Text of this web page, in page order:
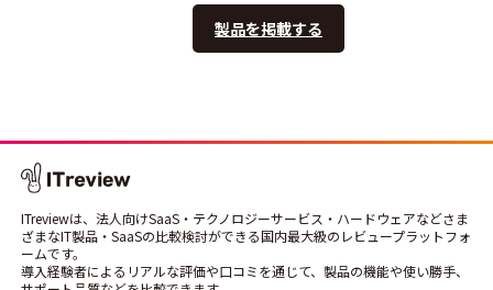
製品を掲載する
ITreviewは、法人向けSaaS・テクノロジーサービス・ハードウェアなどさま
ざまなIT製品・SaaSの比較検討ができる国内最大級のレビュープラットフォ
ームです。
導入経験者によるリアルな評価や口コミを通じて、製品の機能や使い勝手、